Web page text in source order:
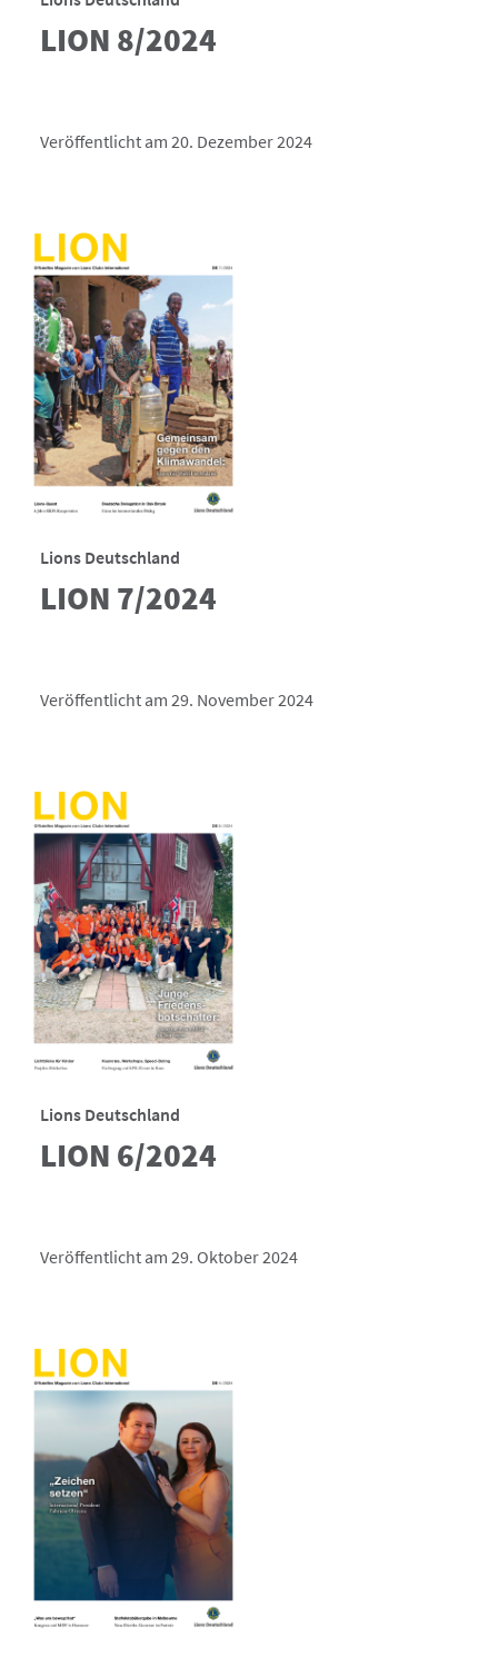
LION 8/2024
Veröffentlicht am 20. Dezember 2024
Lions Deutschland
LION 7/2024
Veröffentlicht am 29. November 2024
Lions Deutschland
LION 6/2024
Veröffentlicht am 29. Oktober 2024